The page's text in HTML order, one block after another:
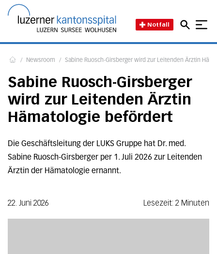
Notfall
/ Newsroom / Sabine Ruosch-Girsberger wird zur Leitenden Ärztin
Sabine Ruosch-Girsberger
wird zur Leitenden Ärztin
Hämatologie befördert
Die Geschäftsleitung der LUKS Gruppe hat Dr. med.
Sabine Ruosch-Girsberger per 1. Juli 2026 zur Leitenden
Ärztin der Hämatologie ernannt.
22. Juni 2026 Lesezeit: 2 Minuten